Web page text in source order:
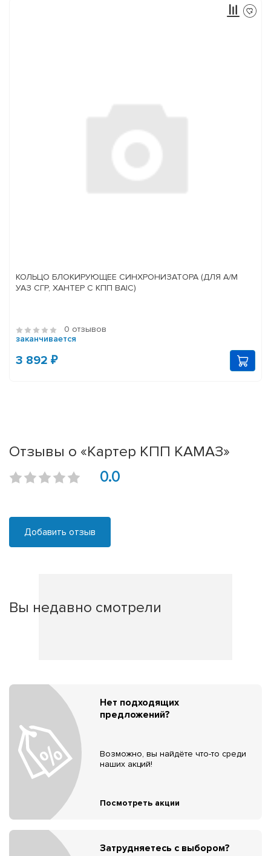
КОЛЬЦО БЛОКИРУЮЩЕЕ СИНХРОНИЗАТОРА (ДЛЯ А/М
УАЗ СГР, ХАНТЕР С КПП BAIC)
0 отзывов
заканчивается
3 892 ₽
Отзывы о «Картер КПП КАМАЗ»
0.0
Добавить отзыв
Вы недавно смотрели
Нет подходящих
предложений?
Возможно, вы найдёте что-то среди
наших акций!
Посмотреть акции
Затрудняетесь с выбором?